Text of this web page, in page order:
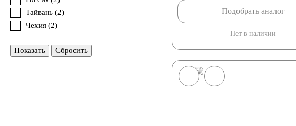
Тайвань (2)
Чехия (2)
Показать Сбросить
Подобрать аналог
Нет в наличии